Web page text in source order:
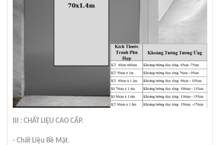
III : CHẤT LIỆU CAO CẤP.
- Chất Liệu Bề Mặt.